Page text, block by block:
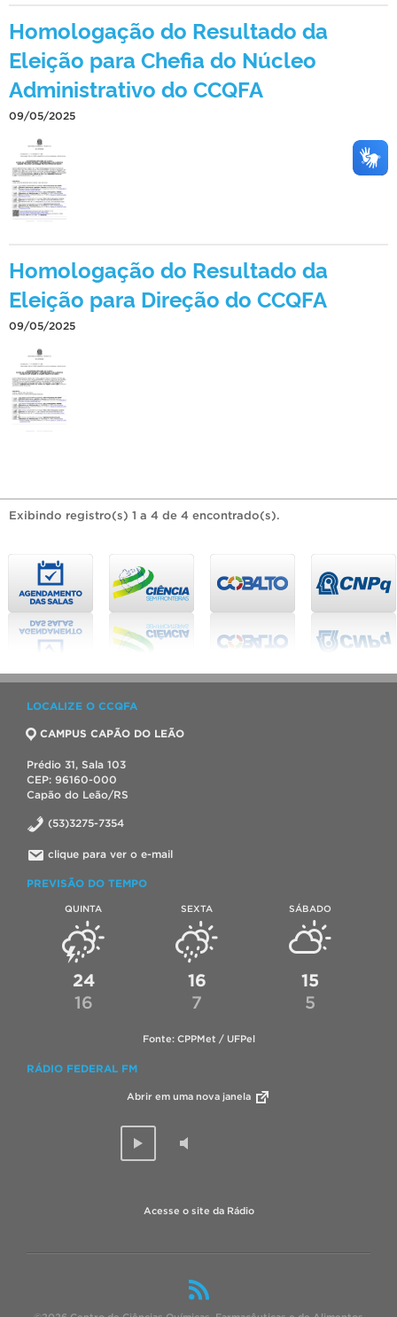
Homologação do Resultado da
Eleição para Chefia do Núcleo
Administrativo do CCQFA
09/05/2025
Homologação do Resultado da
Eleição para Direção do CCQFA
09/05/2025
Exibindo registro(s) 1 a 4 de 4 encontrado(s).
LOCALIZE O CCQFA
CAMPUS CAPÃO DO LEÃO
Prédio 31, Sala 103
CEP: 96160-000
Capão do Leão/RS
(53)3275-7354
clique para ver o e-mail
PREVISÃO DO TEMPO
QUINTA
24
16
SEXTA
16
7
SÁBADO
15
5
Fonte: CPPMet / UFPel
RÁDIO FEDERAL FM
Abrir em uma nova janela
Acesse o site da Rádio